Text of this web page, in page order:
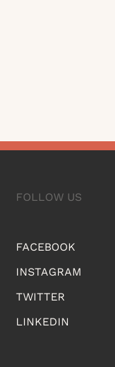
FOLLOW US
FACEBOOK
INSTAGRAM
TWITTER
LINKEDIN